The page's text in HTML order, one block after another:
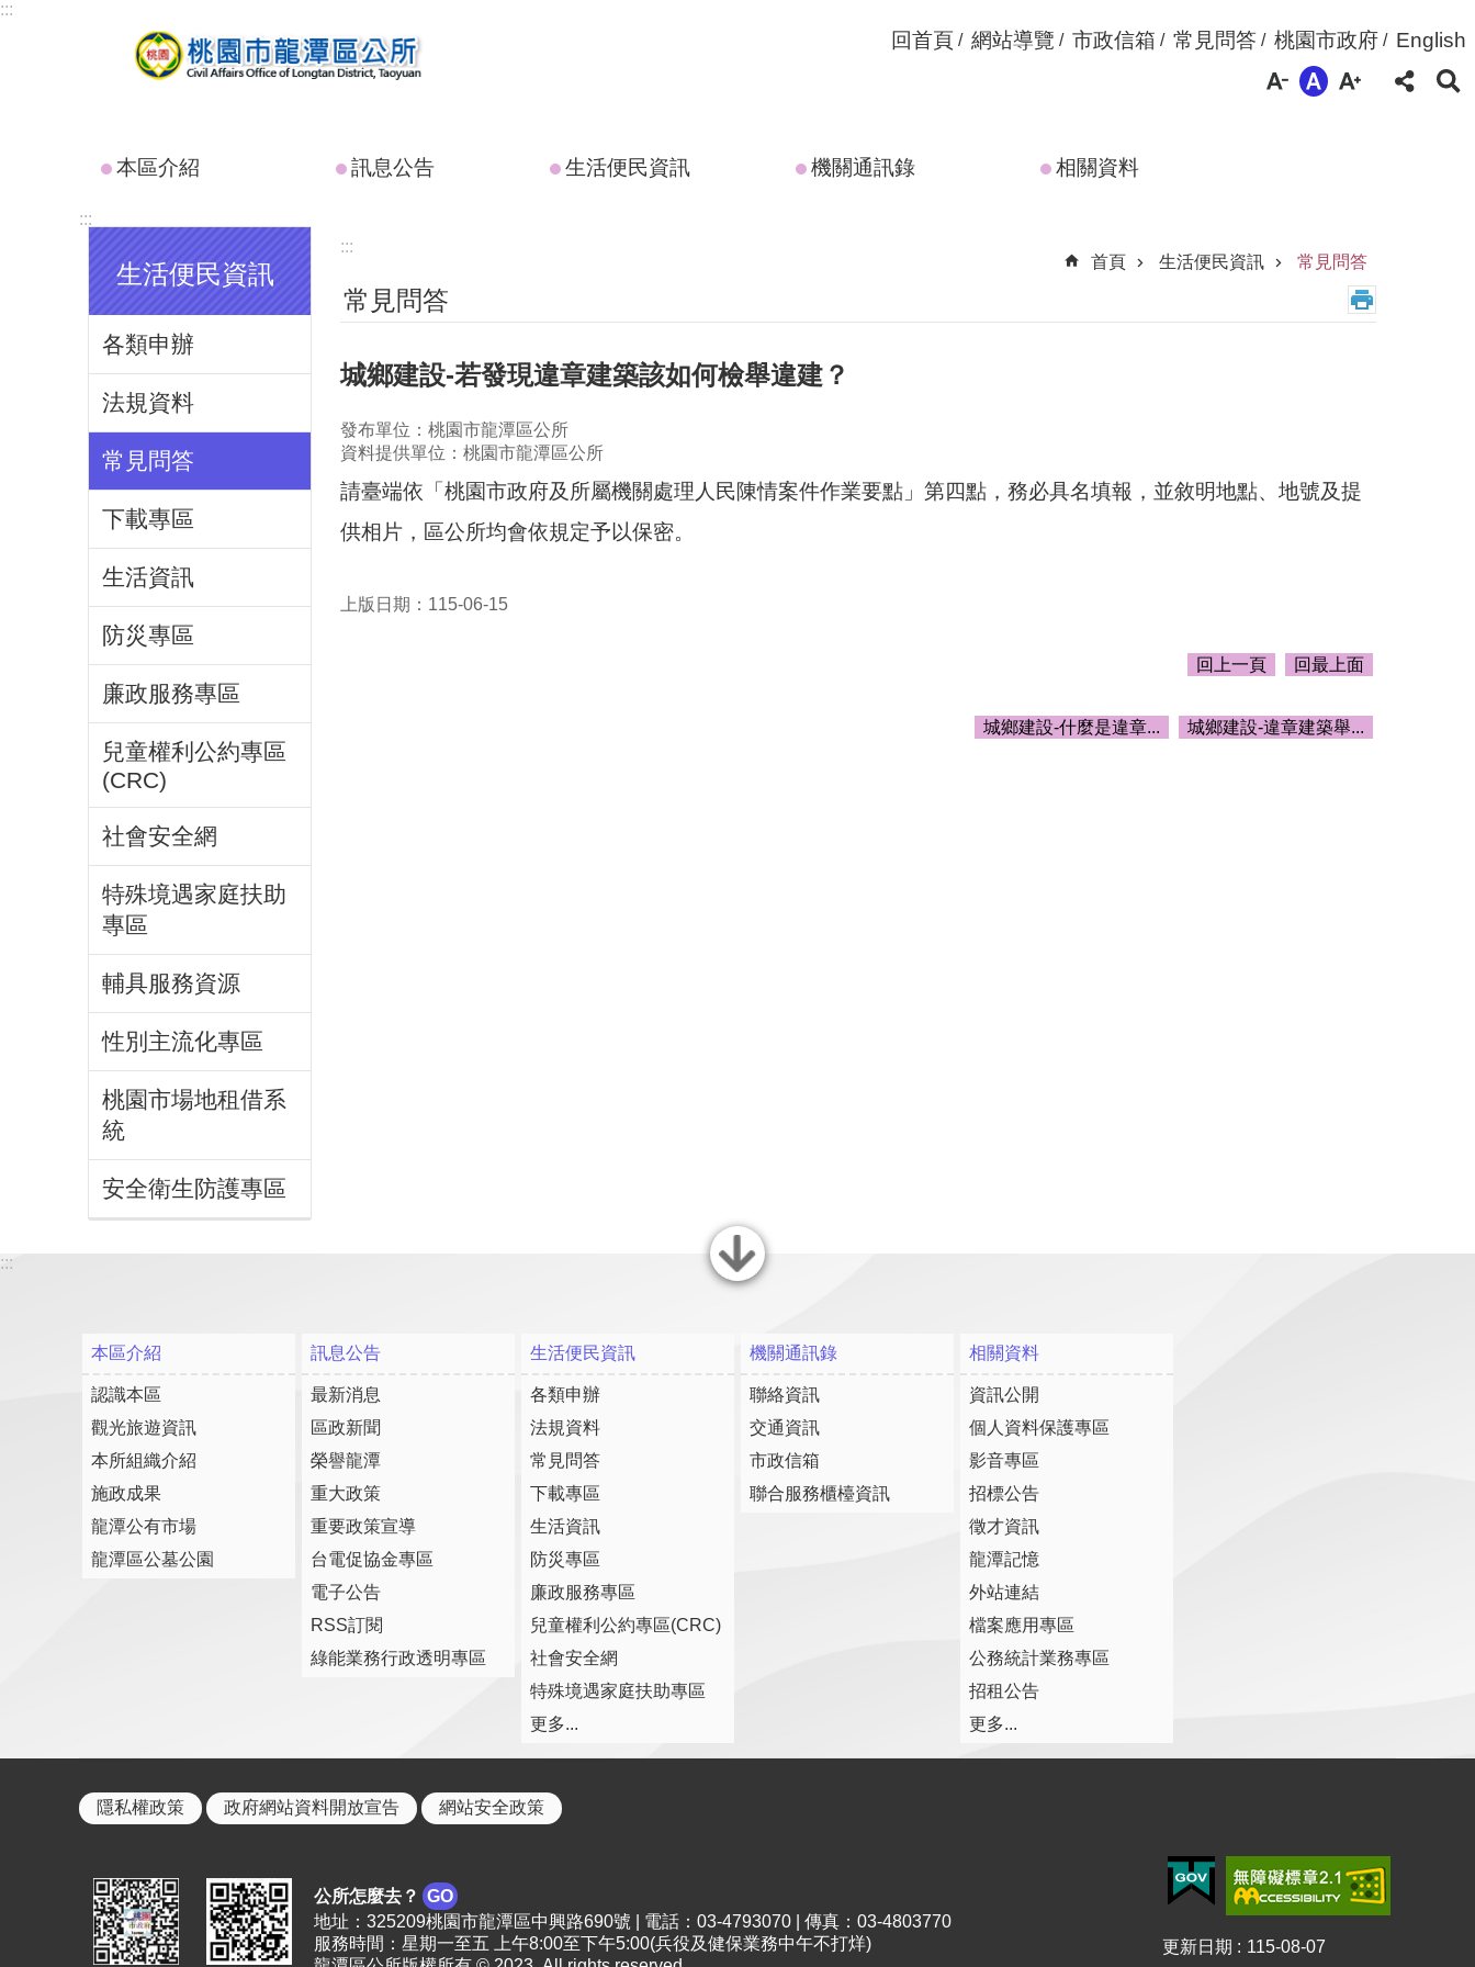
跳到主要內容區塊
:::
回首頁 網站導覽 市政信箱 常見問答 桃園市政府 English
本區介紹 訊息公告 生活便民資訊 機關通訊錄 相關資料
:::
生活便民資訊
各類申辦
法規資料
常見問答
下載專區
生活資訊
防災專區
廉政服務專區
兒童權利公約專區
(CRC)
社會安全網
特殊境遇家庭扶助
專區
輔具服務資源
性別主流化專區
桃園市場地租借系
統
安全衛生防護專區
:::
首頁
生活便民資訊 常見問答
常見問答
城鄉建設-若發現違章建築該如何檢舉違建？
發布單位：桃園市龍潭區公所
資料提供單位：桃園市龍潭區公所
請臺端依「桃園市政府及所屬機關處理人民陳情案件作業要點」第四點，務必具名填報，並敘明地點、地號及提
供相片，區公所均會依規定予以保密。
上版日期：115-06-15
回上一頁 回最上面
城鄉建設-什麼是違章... 城鄉建設-違章建築舉...
關閉
:::
本區介紹
認識本區
觀光旅遊資訊
本所組織介紹
施政成果
龍潭公有市場
龍潭區公墓公園
訊息公告
最新消息
區政新聞
榮譽龍潭
重大政策
重要政策宣導
台電促協金專區
電子公告
RSS訂閱
綠能業務行政透明專區
生活便民資訊
各類申辦
法規資料
常見問答
下載專區
生活資訊
防災專區
廉政服務專區
兒童權利公約專區(CRC)
社會安全網
特殊境遇家庭扶助專區
更多...
機關通訊錄
聯絡資訊
交通資訊
市政信箱
聯合服務櫃檯資訊
相關資料
資訊公開
個人資料保護專區
影音專區
招標公告
徵才資訊
龍潭記憶
外站連結
檔案應用專區
公務統計業務專區
招租公告
更多...
隱私權政策 政府網站資料開放宣告 網站安全政策
公所怎麼去？
GO
地址：325209桃園市龍潭區中興路690號 | 電話：03-4793070 | 傳真：03-4803770
服務時間：星期一至五 上午8:00至下午5:00(兵役及健保業務中午不打烊)
更新日期 115-08-07